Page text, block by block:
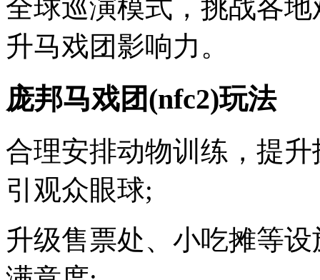
全球巡演模式，挑战各
升马戏团影响力。
庞邦马戏团(nfc2)玩法
合理安排动物训练，提
引观众眼球;
升级售票处、小吃摊等